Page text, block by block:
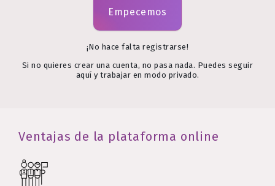
Empecemos
¡No hace falta registrarse!
Si no quieres crear una cuenta, no pasa nada. Puedes seguir
aquí y trabajar en modo privado.
Ventajas de la plataforma online